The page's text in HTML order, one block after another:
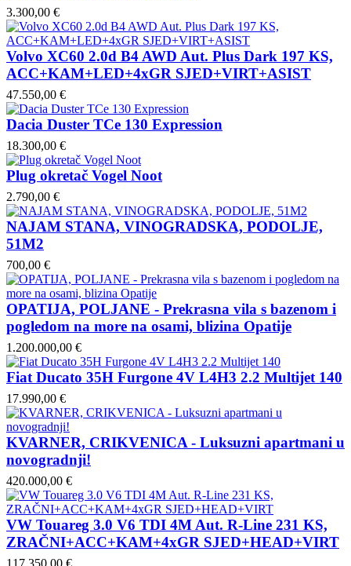
3.300,00 €
Volvo XC60 2.0d B4 AWD Aut. Plus Dark 197 KS,
ACC+KAM+LED+4xGR SJED+VIRT+ASIST
47.550,00 €
Dacia Duster TCe 130 Expression
18.300,00 €
Plug okretač Vogel Noot
2.790,00 €
NAJAM STANA, VINOGRADSKA, PODOLJE,
51M2
700,00 €
OPATIJA, POLJANE - Prekrasna vila s bazenom i
pogledom na more na osami, blizina Opatije
1.200.000,00 €
Fiat Ducato 35H Furgone 4V L4H3 2.2 Multijet 140
17.990,00 €
KVARNER, CRIKVENICA - Luksuzni apartmani u
novogradnji!
420.000,00 €
VW Touareg 3.0 V6 TDI 4M Aut. R-Line 231 KS,
ZRAČNI+ACC+KAM+4xGR SJED+HEAD+VIRT